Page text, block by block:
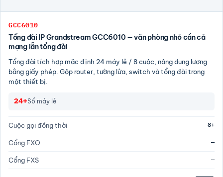
GCC6010
Tổng đài IP Grandstream GCC6010 — văn phòng nhỏ cần cả
mạng lẫn tổng đài
Tổng đài tích hợp mặc định 24 máy lẻ / 8 cuộc, nâng dung lượng
bằng giấy phép. Gộp router, tường lửa, switch và tổng đài trong
một thiết bị.
24+Số máy lẻ
Cuộc gọi đồng thời 8+
Cổng FXO —
Cổng FXS —